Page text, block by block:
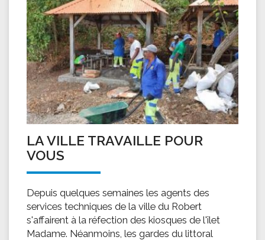
LA VILLE TRAVAILLE POUR
VOUS
Depuis quelques semaines les agents des
services techniques de la ville du Robert
s'affairent à la réfection des kiosques de l'îlet
Madame. Néanmoins, les gardes du littoral